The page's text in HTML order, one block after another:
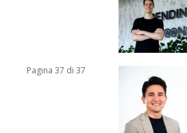
Pagina 37 di 37